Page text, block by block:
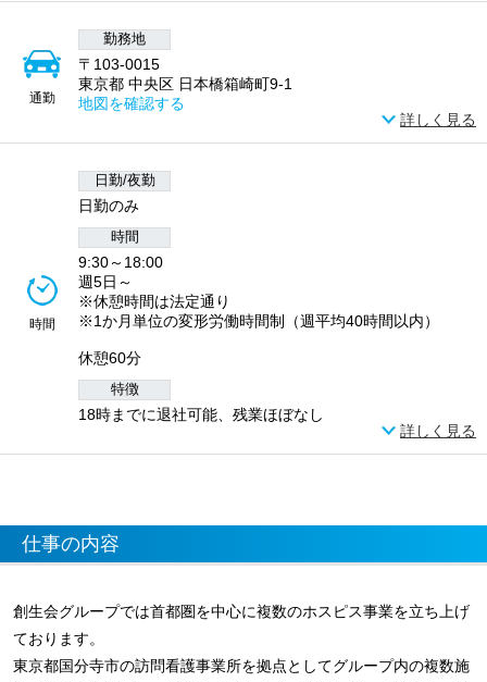
通勤
勤務地
〒103-0015
東京都 中央区 日本橋箱崎町9-1
地図を確認する
詳しく見る
時間
日勤/夜勤
日勤のみ
時間
9:30～18:00
週5日～
※休憩時間は法定通り
※1か月単位の変形労働時間制（週平均40時間以内）
休憩60分
特徴
18時までに退社可能、残業ほぼなし
詳しく見る
仕事の内容
創生会グループでは首都圏を中心に複数のホスピス事業を立ち上げ
ております。
東京都国分寺市の訪問看護事業所を拠点としてグループ内の複数施